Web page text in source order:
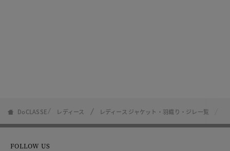
DoCLASSE レディース レディース ジャケット・羽織り・ジレ一覧
FOLLOW US